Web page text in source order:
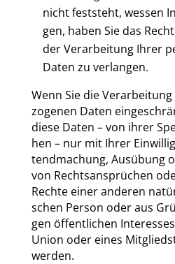
nicht fest­steht, wes­sen
gen, haben Sie das
der Ver­ar­bei­tung Ihrer
Daten zu ver­lan­gen.
Wenn Sie die
zo­ge­nen Daten
die­se Daten – von ihrer
hen – nur mit Ihrer
tend­ma­chung, Aus­übung
von Rechts­an­sprü­chen
Rech­te einer ande­ren
schen Per­son oder aus
gen öffent­li­chen
Uni­on oder eines
wer­den.